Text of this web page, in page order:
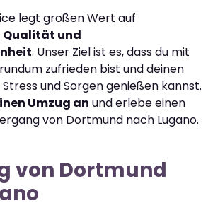
legt großen Wert auf
Qualität und
. Unser Ziel ist es, dass du mit
zufrieden bist und deinen
und Sorgen genießen kannst.
Umzug an und erlebe einen
von Dortmund nach Lugano.
von Dortmund